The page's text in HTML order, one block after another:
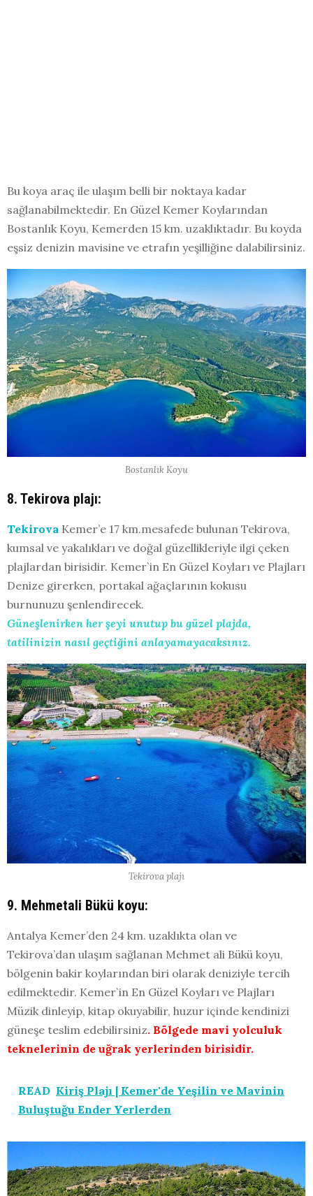
Bu koya araç ile ulaşım belli bir noktaya kadar
sağlanabilmektedir. En Güzel Kemer Koylarından
Bostanlık Koyu, Kemerden 15 km. uzaklıktadır. Bu koyda
eşsiz denizin mavisine ve etrafın yeşilliğine dalabilirsiniz.
Bostanlık Koyu
8. Tekirova plajı:
Tekirova Kemer’e 17 km.mesafede bulunan Tekirova,
kumsal ve yakalıkları ve doğal güzellikleriyle ilgi çeken
plajlardan birisidir. Kemer`in En Güzel Koyları ve Plajları
Denize girerken, portakal ağaçlarının kokusu
burnunuzu şenlendirecek.
Güneşlenirken her şeyi unutup bu güzel plajda,
tatilinizin nasıl geçtiğini anlayamayacaksınız.
Tekirova plajı
9. Mehmetali Bükü koyu:
Antalya Kemer’den 24 km. uzaklıkta olan ve
Tekirova’dan ulaşım sağlanan Mehmet ali Bükü koyu,
bölgenin bakir koylarından biri olarak deniziyle tercih
edilmektedir. Kemer`in En Güzel Koyları ve Plajları
Müzik dinleyip, kitap okuyabilir, huzur içinde kendinizi
güneşe teslim edebilirsiniz. Bölgede mavi yolculuk
teknelerinin de uğrak yerlerinden birisidir.
READ Kiriş Plajı | Kemer'de Yeşilin ve Mavinin
Buluştuğu Ender Yerlerden